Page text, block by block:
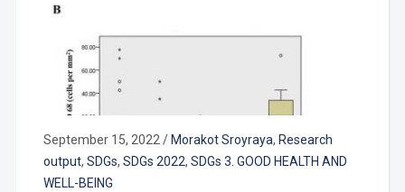
September 15, 2022 / Morakot Sroyraya, Research
output, SDGs, SDGs 2022, SDGs 3. GOOD HEALTH AND
WELL-BEING